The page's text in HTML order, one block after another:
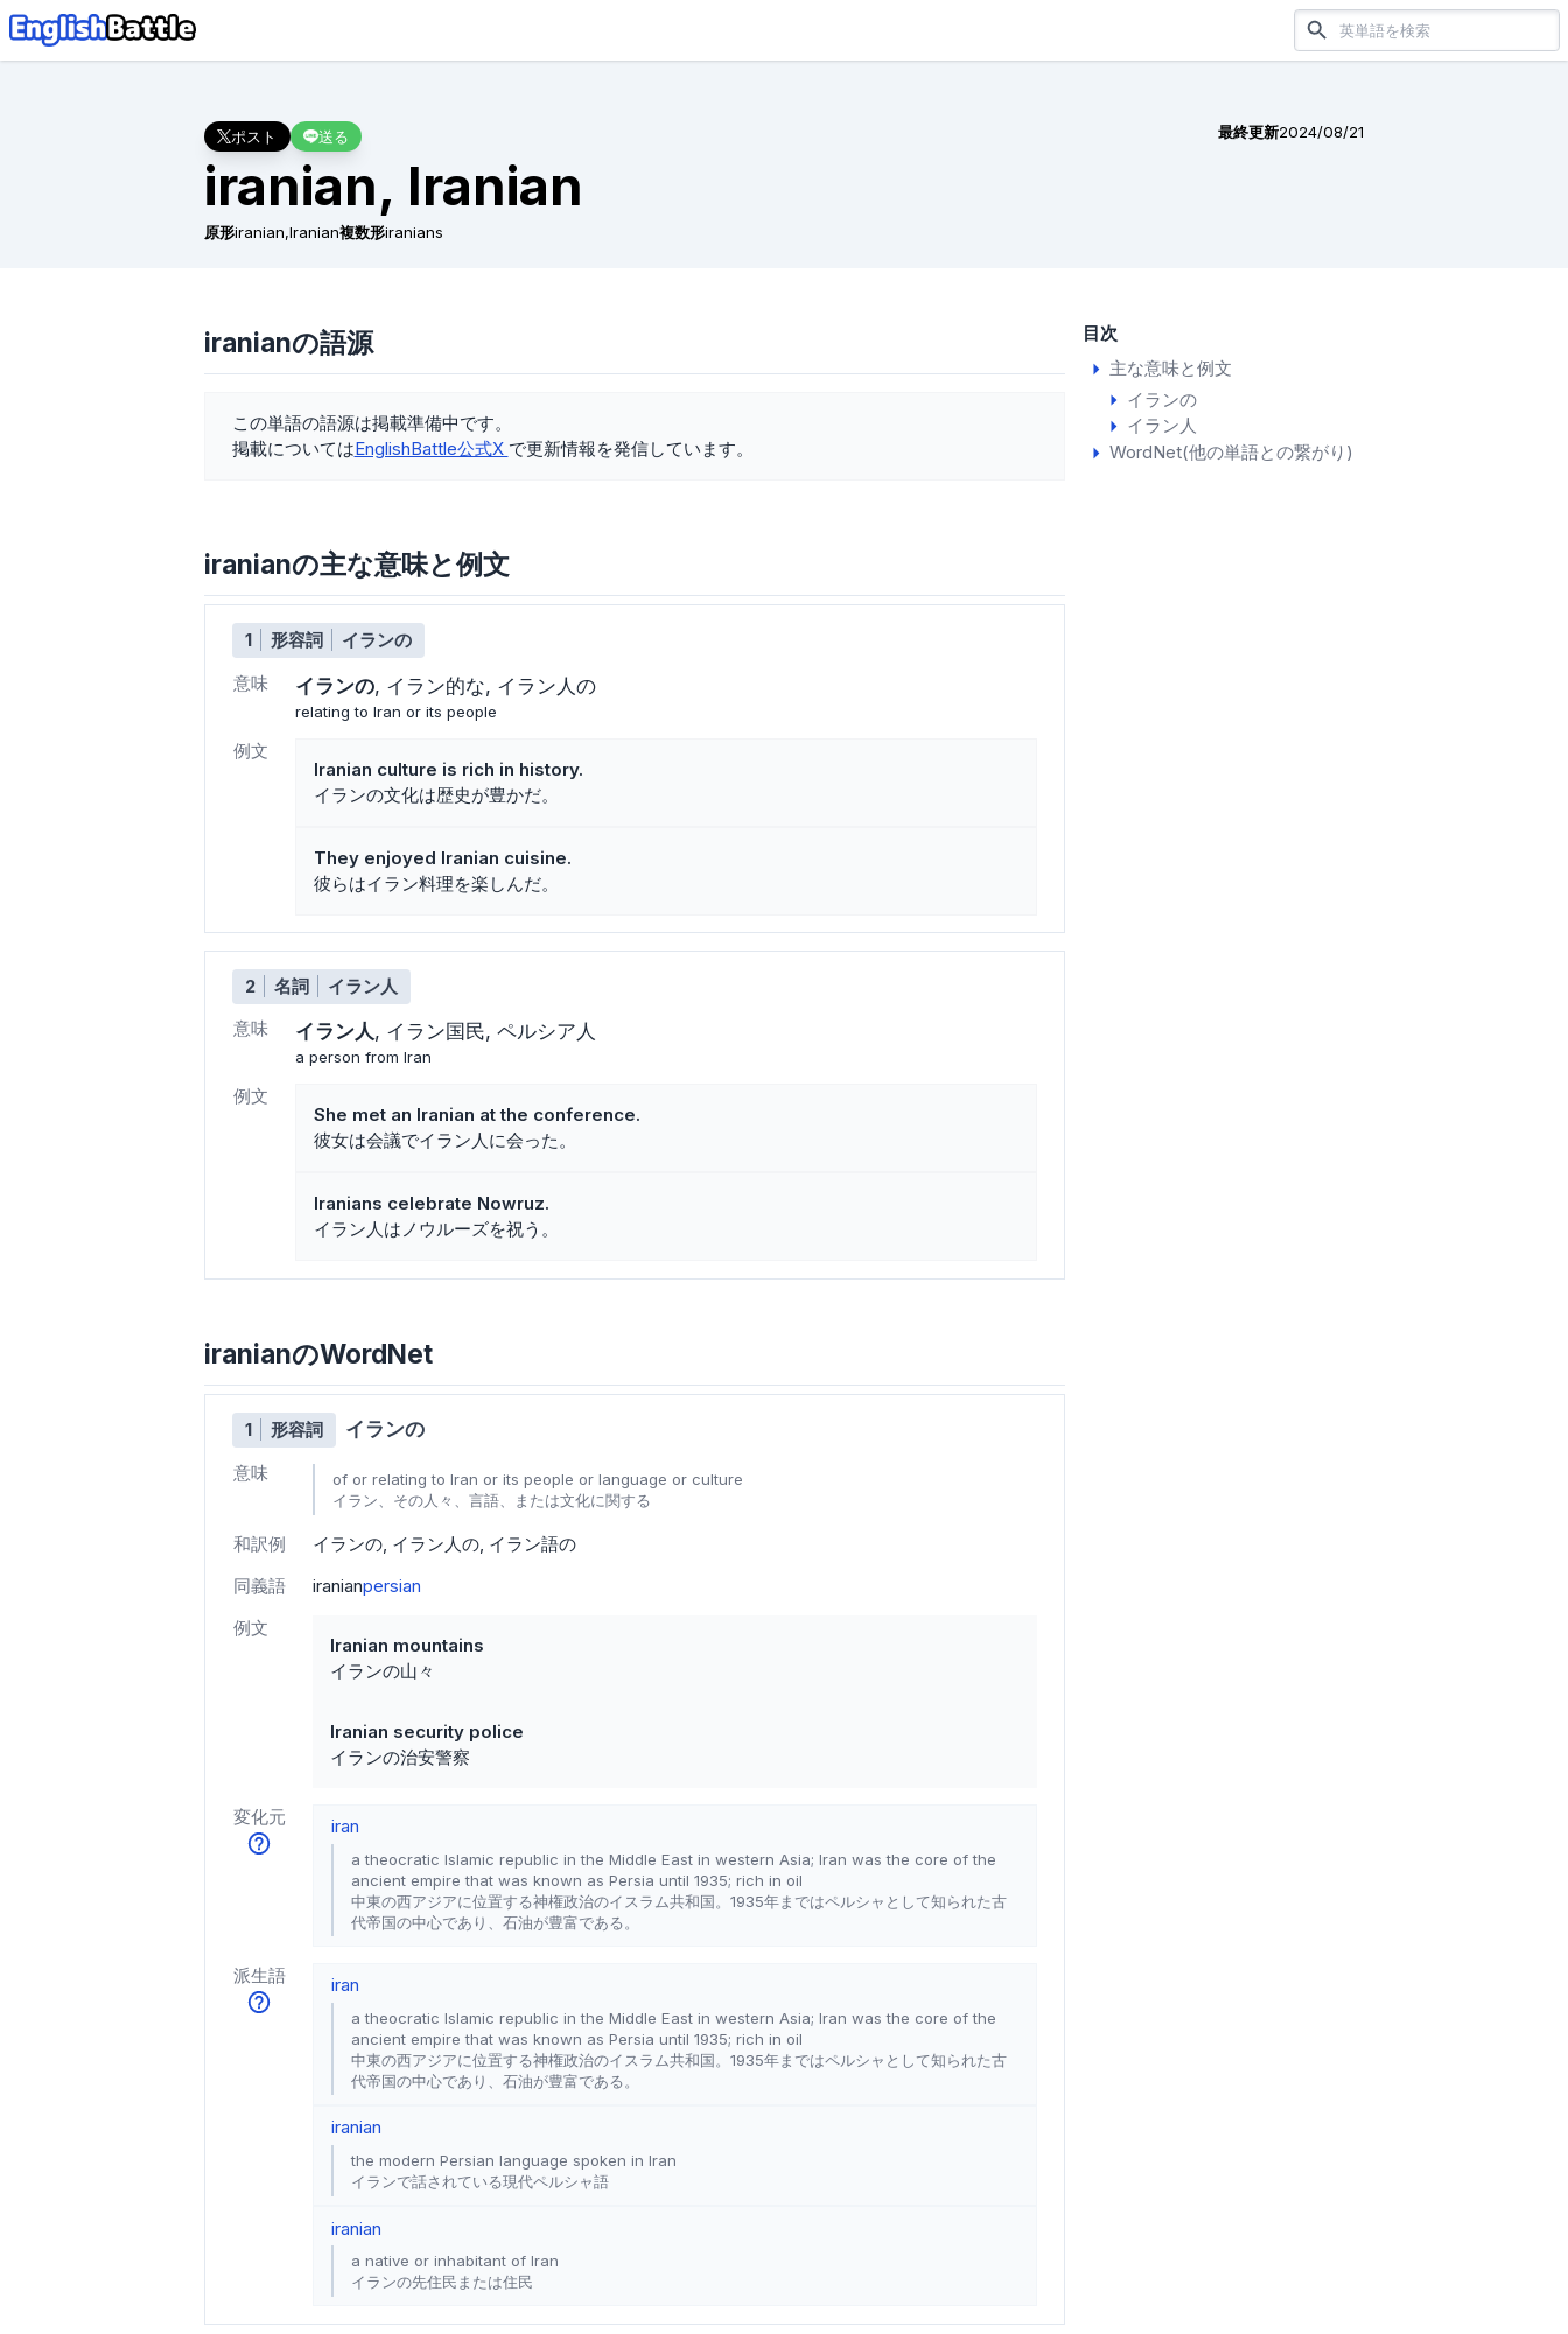
ポスト 送る 最終更新2024/08/21
iranian, Iranian
原形iranian,Iranian複数形iranians
目次
主な意味と例文
イランの
イラン人
WordNet(他の単語との繋がり)
iranianの語源
この単語の語源は掲載準備中です。
掲載についてはEnglishBattle公式X で更新情報を発信しています。
iranianの主な意味と例文
1 形容詞
イランの
意味
イランの イラン的な イラン人の
relating to Iran or its people
例文
Iranian culture is rich in history.
イランの文化は歴史が豊かだ。
They enjoyed Iranian cuisine.
彼らはイラン料理を楽しんだ。
2 名詞
イラン人
意味
イラン人 イラン国民 ペルシア人
a person from Iran
例文
She met an Iranian at the conference.
彼女は会議でイラン人に会った。
Iranians celebrate Nowruz.
イラン人はノウルーズを祝う。
iranianのWordNet
1 形容詞 イランの
意味
of or relating to Iran or its people or language or culture
イラン、その人々、言語、または文化に関する
和訳例 イランの イラン人の イラン語の
同義語
iranianpersian
例文
Iranian mountains
イランの山々
Iranian security police
イランの治安警察
変化元 iran
a theocratic Islamic republic in the Middle East in western Asia; Iran was the core of the
ancient empire that was known as Persia until 1935; rich in oil
中東の西アジアに位置する神権政治のイスラム共和国。1935年まではペルシャとして知られた古
代帝国の中心であり、石油が豊富である。
派生語 iran
a theocratic Islamic republic in the Middle East in western Asia; Iran was the core of the
ancient empire that was known as Persia until 1935; rich in oil
中東の西アジアに位置する神権政治のイスラム共和国。1935年まではペルシャとして知られた古
代帝国の中心であり、石油が豊富である。
iranian
the modern Persian language spoken in Iran
イランで話されている現代ペルシャ語
iranian
a native or inhabitant of Iran
イランの先住民または住民